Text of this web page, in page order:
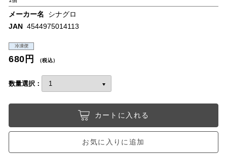
メーカー名
シナグロ
JAN 4544975014113
冷凍便
680円 （税込）
数量選択：
カートに入れる
お気に入りに追加